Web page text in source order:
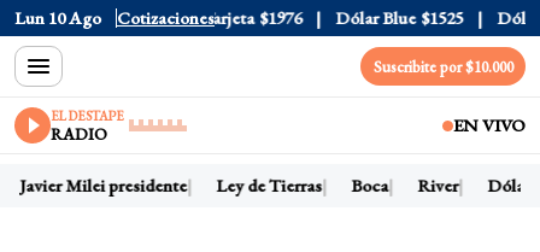
Lun 10 Ago Cotizaciones
$1520 Dólar Tarjeta $1976 Dólar Blue $1525 Dólar
Suscribite por $10.000
EL DESTAPE
RADIO EN VIVO
Javier Milei presidente Ley de Tierras Boca River Dólar